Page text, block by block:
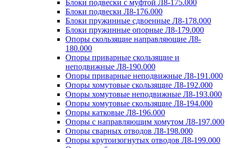
Блоки подвески с муфтой Л8-175.000
Блоки подвески Л8-176.000
Блоки пружинные сдвоенные Л8-178.000
Блоки пружинные опорные Л8-179.000
Опоры скользящие направляющие Л8-
180.000
Опоры приварные скользящие и
неподвижные Л8-190.000
Опоры приварные неподвижные Л8-191.000
Опоры хомутовые скользящие Л8-192.000
Опоры хомутовые неподвижные Л8-193.000
Опоры хомутовые скользящие Л8-194.000
Опоры катковые Л8-196.000
Опоры с направляющим хомутом Л8-197.000
Опоры сварных отводов Л8-198.000
Опоры крутоизогнутых отводов Л8-199.000